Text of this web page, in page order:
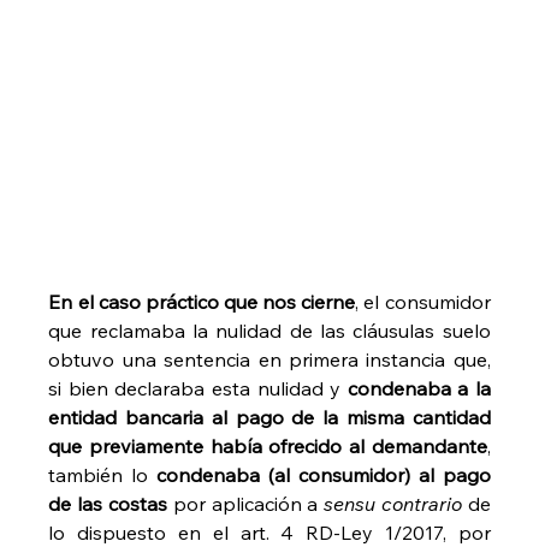
En el caso práctico que nos cierne, el consumidor
que reclamaba la nulidad de las cláusulas suelo
obtuvo una sentencia en primera instancia que,
si bien declaraba esta nulidad y condenaba a la
entidad bancaria al pago de la misma cantidad
que previamente había ofrecido al demandante,
también lo condenaba (al consumidor) al pago
de las costas por aplicación a sensu contrario de
lo dispuesto en el art. 4 RD-Ley 1/2017, por